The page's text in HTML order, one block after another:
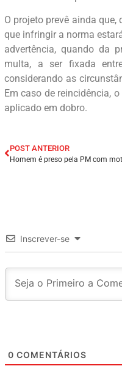
O projeto prevê ainda
que infringir a norma
advertência, quando da
multa, a ser fixada
considerando as
Em caso de reincidência,
aplicado em dobro.
POST ANTERIOR
Inscrever-se
0 COMENTÁRIOS